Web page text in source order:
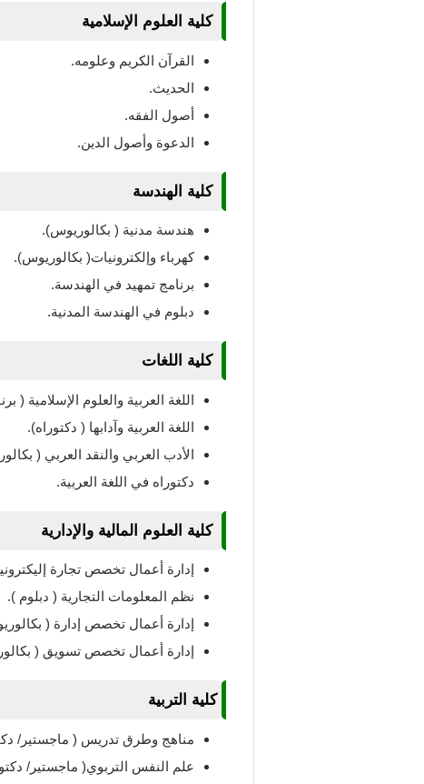
كلية العلوم الإسلامية
القرآن الكريم وعلومه.
الحديث.
أصول الفقه.
الدعوة وأصول الدين.
كلية الهندسة
هندسة مدنية ( بكالوريوس).
كهرباء وإلكترونيات( بكالوريوس).
برنامج تمهيد في الهندسة.
دبلوم في الهندسة المدنية.
كلية اللغات
اللغة العربية والعلوم الإسلامية (
اللغة العربية وآدابها ( دكتوراه).
الأدب العربي والنقد العربي (
دكتوراه في اللغة العربية.
كلية العلوم المالية والإدارية
إدارة أعمال تخصص تجارة
نظم المعلومات التجارية ( دبلوم ).
إدارة أعمال تخصص إدارة (
إدارة أعمال تخصص تسويق (
كلية التربية
مناهج وطرق تدريس ( ماجستير/
علم النفس التربوي( ماجستير/